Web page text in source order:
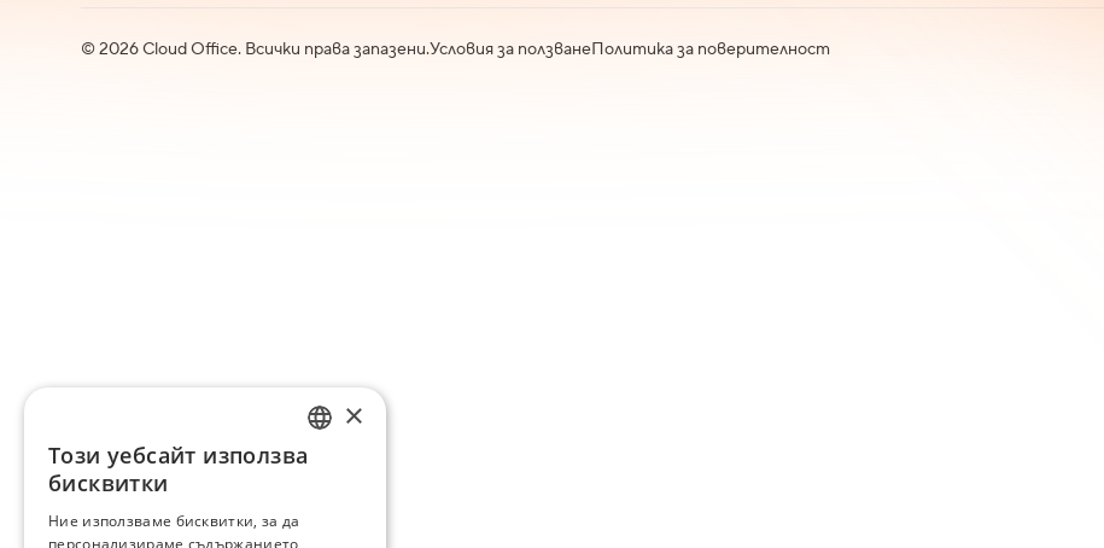
©2026Cloud Office. Всички права запазени.Условия за ползванеПолитика за поверителност
×
Този уебсайт използва
бисквитки
Ние използваме бисквитки, за да
персонализираме съдържанието,